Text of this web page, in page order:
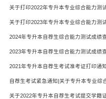
关于打印2022年专升本专业综合能力测
关于打印2023年专升本专业综合能力测
2024年专升本自荐生综合能力测试成绩
2023年专升本自荐生综合能力测试成绩
2021年专升本自荐生考试准考证打印通
自荐生考试紧急通知|关于专升本专业综
关于2022年专升本自荐生考试提交学籍